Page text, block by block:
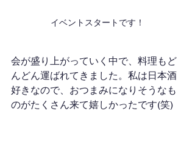
イベントスタートです！
会が盛り上がっていく中で、料理もど
んどん運ばれてきました。私は日本酒
好きなので、おつまみになりそうなも
のがたくさん来て嬉しかったです(笑)